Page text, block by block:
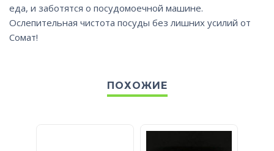
еда, и заботятся о посудомоечной машине.
Ослепительная чистота посуды без лишних усилий от
Сомат!
ПОХОЖИЕ